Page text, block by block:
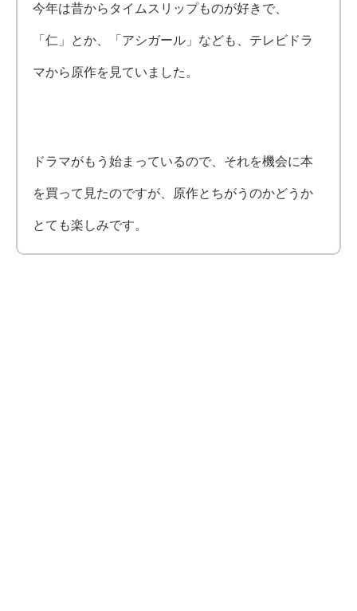
今年は昔からタイムスリップものが好きで、
「仁」とか、「アシガール」なども、テレビドラ
マから原作を見ていました。
ドラマがもう始まっているので、それを機会に本
を買って見たのですが、原作とちがうのかどうか
とても楽しみです。